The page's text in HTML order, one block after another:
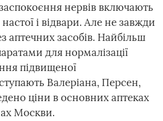
нервів включають
і відвари. Але не завжди
аптечних засобів. Найбільш
для нормалізації
підвищеної
Валеріана, Персен,
ціни в основних аптеках
Москви.